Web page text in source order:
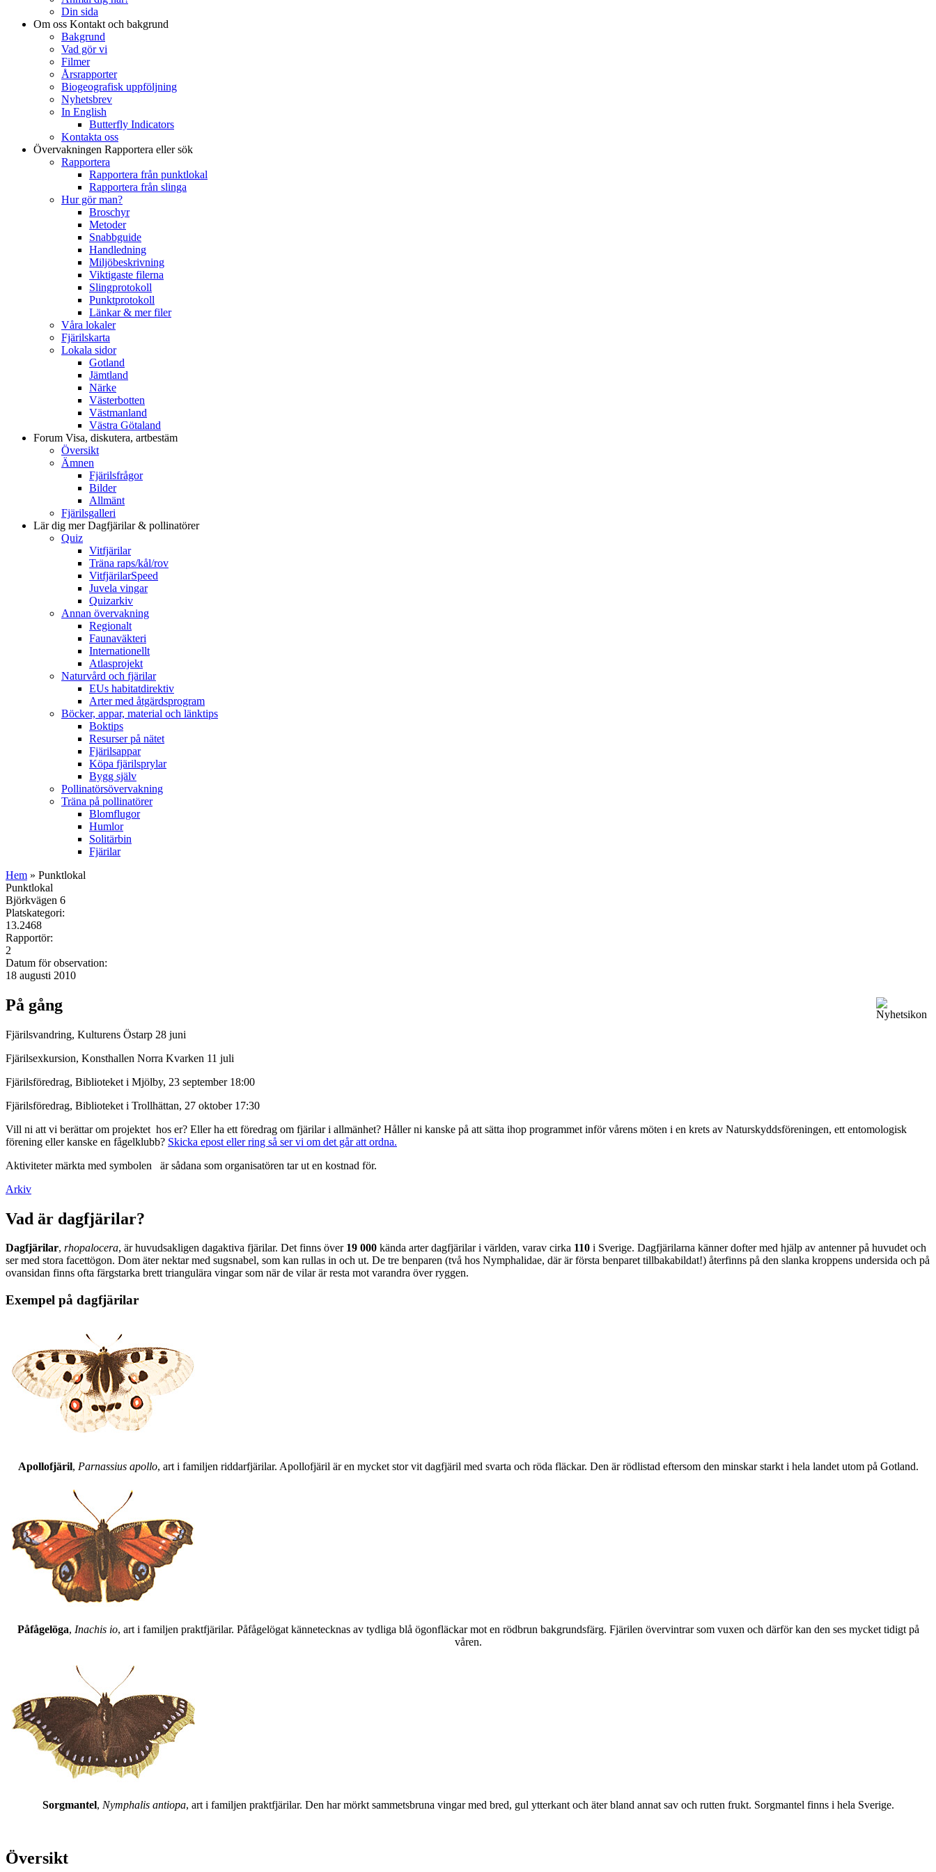
Din sida
Om oss Kontakt och bakgrund
Bakgrund
Vad gör vi
Filmer
Årsrapporter
Biogeografisk uppföljning
Nyhetsbrev
In English
Butterfly Indicators
Kontakta oss
Övervakningen Rapportera eller sök
Rapportera
Rapportera från punktlokal
Rapportera från slinga
Hur gör man?
Broschyr
Metoder
Snabbguide
Handledning
Miljöbeskrivning
Viktigaste filerna
Slingprotokoll
Punktprotokoll
Länkar & mer filer
Våra lokaler
Fjärilskarta
Lokala sidor
Gotland
Jämtland
Närke
Västerbotten
Västmanland
Västra Götaland
Forum Visa, diskutera, artbestäm
Översikt
Ämnen
Fjärilsfrågor
Bilder
Allmänt
Fjärilsgalleri
Lär dig merDagfjärilar & pollinatörer
Quiz
Vitfjärilar
Träna raps/kål/rov
VitfjärilarSpeed
Juvela vingar
Quizarkiv
Annan övervakning
Regionalt
Faunaväkteri
Internationellt
Atlasprojekt
Naturvård och fjärilar
EUs habitatdirektiv
Arter med åtgärdsprogram
Böcker, appar, material och länktips
Boktips
Resurser på nätet
Fjärilsappar
Köpa fjärilsprylar
Bygg själv
Pollinatörsövervakning
Träna på pollinatörer
Blomflugor
Humlor
Solitärbin
Fjärilar
Hem » Punktlokal
Punktlokal
Björkvägen 6
Platskategori:
13.2468
Rapportör:
2
Datum för observation:
18 augusti 2010
På gång
Fjärilsvandring, Kulturens Östarp 28 juni
Fjärilsexkursion, Konsthallen Norra Kvarken 11 juli
Fjärilsföredrag, Biblioteket i Mjölby, 23 september 18:00
Fjärilsföredrag, Biblioteket i Trollhättan, 27 oktober 17:30
Vill ni att vi berättar om projektet hos er? Eller ha ett föredrag om fjärilar i allmänhet? Håller ni kanske på att sätta ihop programmet inför vårens möten i en krets av Naturskyddsföreningen, ett entomologisk
förening eller kanske en fågelklubb? Skicka epost eller ring så ser vi om det går att ordna.
Aktiviteter märkta med symbolen
är sådana som organisatören tar ut en kostnad för.
Arkiv
Vad är dagfjärilar?
Dagfjärilar, rhopalocera, är huvudsakligen dagaktiva fjärilar. Det finns över 19 000 kända arter dagfjärilar i världen, varav cirka 110 i Sverige. Dagfjärilarna känner dofter med hjälp av antenner på huvudet och
ser med stora facettögon. Dom äter nektar med sugsnabel, som kan rullas in och ut. De tre benparen (två hos Nymphalidae, där är första benparet tillbakabildat!) återfinns på den slanka kroppens undersida och på
ovansidan finns ofta färgstarka brett triangulära vingar som när de vilar är resta mot varandra över ryggen.
Exempel på dagfjärilar
Apollofjäril, Parnassius apollo, art i familjen riddarfjärilar. Apollofjäril är en mycket stor vit dagfjäril med svarta och röda fläckar. Den är rödlistad eftersom den minskar starkt i hela landet utom på Gotland.
Påfågelöga, Inachis io, art i familjen praktfjärilar. Påfågelögat kännetecknas av tydliga blå ögonfläckar mot en rödbrun bakgrundsfärg. Fjärilen övervintrar som vuxen och därför kan den ses mycket tidigt på
våren.
Sorgmantel, Nymphalis antiopa, art i familjen praktfjärilar. Den har mörkt sammetsbruna vingar med bred, gul ytterkant och äter bland annat sav och rutten frukt. Sorgmantel finns i hela Sverige.
Översikt